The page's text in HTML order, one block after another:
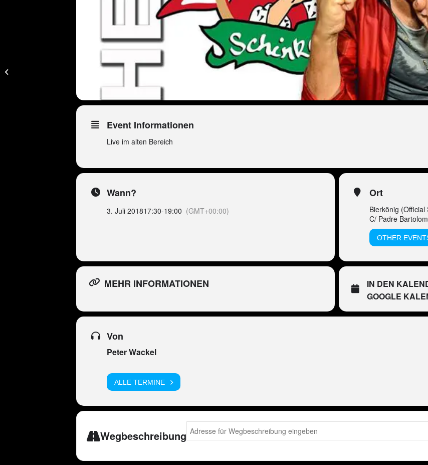
Event Informationen
Live im alten Bereich
Wann?
3. Juli 201817:30-19:00 (GMT+00:00)
Ort
Bierkönig (Official
C/ Padre
OTHER
MEHR INFORMATIONEN
IN DEN
GOOGLE
Von
Peter Wackel
ALLE TERMINE
Wegbeschreibung
Address - Peter Wackel LIVE im Bierkönig, Mallorca [2j951qUbe]